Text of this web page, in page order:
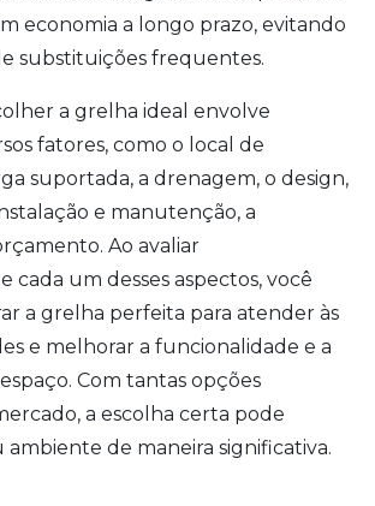
economia a longo prazo, evitando
substituições frequentes.
a grelha ideal envolve
fatores, como o local de
suportada, a drenagem, o design,
e manutenção, a
Ao avaliar
cada um desses aspectos, você
a grelha perfeita para atender às
e melhorar a funcionalidade e a
Com tantas opções
a escolha certa pode
de maneira significativa.